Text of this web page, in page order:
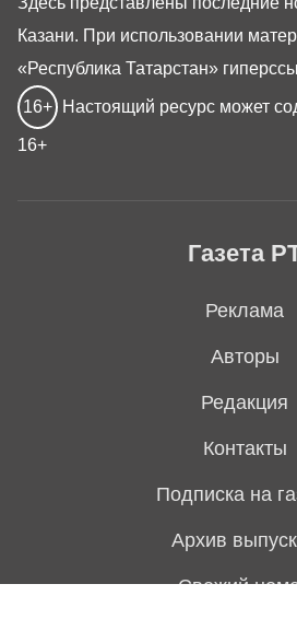
Газета
Реклама
Авторы
Редакция
Контакты
Подписка на
Архив
Свежий
Казани. При использовании
«Республика Татарстан»
16+ Настоящий ресурс может
16+